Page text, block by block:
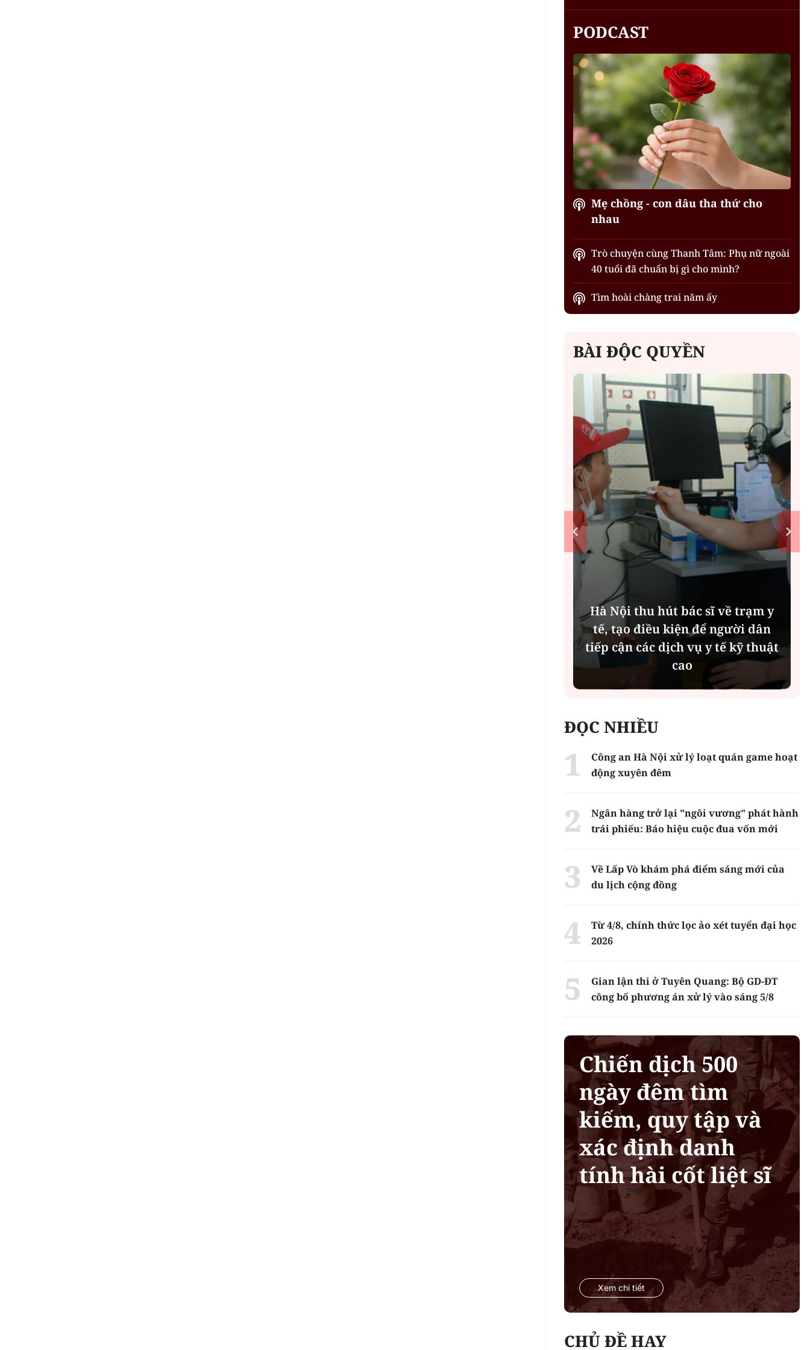
PODCAST
Mẹ chồng - con dâu tha thứ cho
nhau
Trò chuyện cùng Thanh Tâm: Phụ nữ ngoài
40 tuổi đã chuẩn bị gì cho mình?
Tìm hoài chàng trai năm ấy
BÀI ĐỘC QUYỀN
Hà Nội thu hút bác sĩ về trạm y
tế, tạo điều kiện để người dân
tiếp cận các dịch vụ y tế kỹ thuật
cao
ĐỌC NHIỀU
Công an Hà Nội xử lý loạt quán game hoạt
động xuyên đêm
Ngân hàng trở lại "ngôi vương" phát hành
trái phiếu: Báo hiệu cuộc đua vốn mới
Về Lấp Vò khám phá điểm sáng mới của
du lịch cộng đồng
Từ 4/8, chính thức lọc ảo xét tuyển đại học
2026
Gian lận thi ở Tuyên Quang: Bộ GD-ĐT
công bố phương án xử lý vào sáng 5/8
Chiến dịch 500
ngày đêm tìm
kiếm, quy tập và
xác định danh
tính hài cốt liệt sĩ
Xem chi tiết
CHỦ ĐỀ HAY